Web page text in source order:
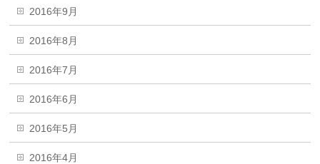
2016年9月
2016年8月
2016年7月
2016年6月
2016年5月
2016年4月